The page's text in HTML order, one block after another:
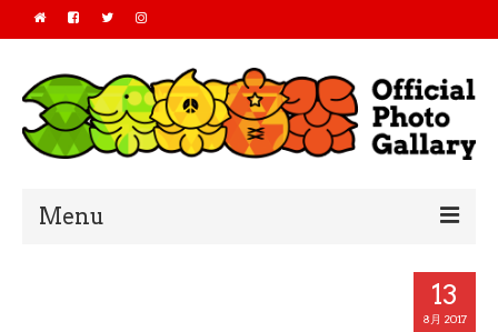
Menu
13
8月 2017